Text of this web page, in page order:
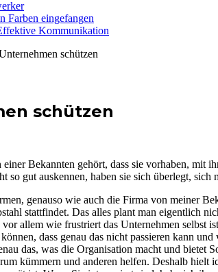
Farben eingefangen
Kommunikation
schützen
schützen
Bekannten gehört, dass sie vorhaben, mit
so gut auskennen, haben sie sich überlegt,
genauso wie auch die Firma von meiner
stattfindet. Das alles plant man eigentlich
allem wie frustriert das Unternehmen selbst
dass genau das nicht passieren kann
das, was die Organisation macht und
kümmern und anderen helfen. Deshalb hielt